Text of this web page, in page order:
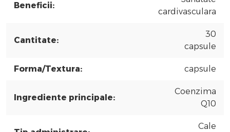
Beneficii:
cardivasculara
Cantitate:
30
capsule
Forma/Textura: capsule
Ingrediente principale:
Coenzima
Q10
Cale